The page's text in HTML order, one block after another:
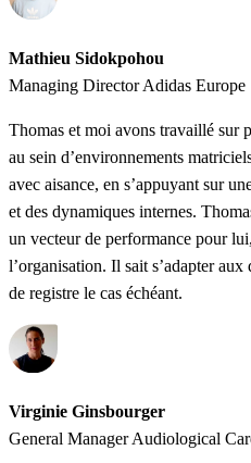
Mathieu Sidokpohou
Managing Director Adidas Europe
Thomas et moi avons travaillé sur
au sein d’environnements
avec aisance, en s’appuyant sur
et des dynamiques internes.
un vecteur de performance pour
l’organisation. Il sait s’adapter
de registre le cas échéant.
Virginie Ginsbourger
General Manager Audiological